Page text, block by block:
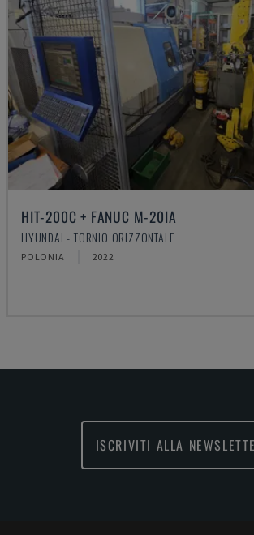
HIT-200C + FANUC M-20IA
HYUNDAI - TORNIO ORIZZONTALE
POLONIA 2022
ISCRIVITI ALLA